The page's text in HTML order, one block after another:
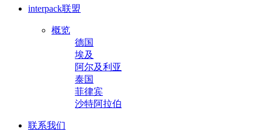
interpack联盟
概览
德国
埃及
阿尔及利亚
泰国
菲律宾
沙特阿拉伯
联系我们